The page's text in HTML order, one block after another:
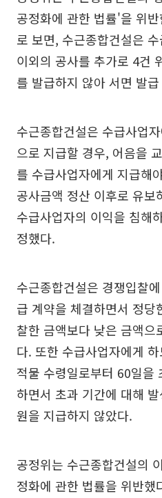
공정화에 관한 법률'을 위
로 보면, 수근종합건설은
이외의 공사를 추가로 4건
를 발급하지 않아 서면 발
수근종합건설은 수급사업
으로 지급할 경우, 어음을
를 수급사업자에게 지급해
공사금액 정산 이후로 유보
수급사업자의 이익을 침해
정했다.
수근종합건설은 경쟁입찰
급 계약을 체결하면서 정당
찰한 금액보다 낮은 금액으
다. 또한 수급사업자에게
적물 수령일로부터 60일을
하면서 초과 기간에 대해
원을 지급하지 않았다.
공정위는 수근종합건설의
정화에 관한 법률을 위반했